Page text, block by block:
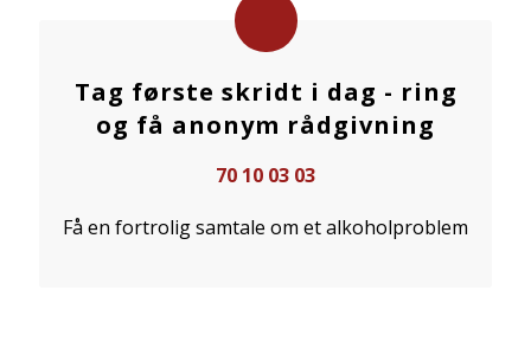
Tag første skridt i dag - ring
og få anonym rådgivning
70 10 03 03
Få en fortrolig samtale om et alkoholproblem